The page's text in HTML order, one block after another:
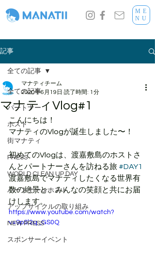
ME
NU
記事
全ての記事
パートナー
ホスト
街マナティ
PRESS
WORLD CLEAN UP DAY
パートナーorホスト
アップサイクルの取り組み
NEW PRESS
スポンサーイベント
全ての記事
マナティVlog#1
マナティチーム
2020年6月19日 読了時間: 1分
こんにちは！
マナティのVlogが誕生しました〜！
初めてのVlogは、渡嘉敷島のホストさ
んとパートナーさんを訪ねる旅 #DAY1
渡嘉敷島でマナティしたくなる世界有
数の絶景と、みんなの笑顔と共にお届
けします。
https://www.youtube.com/watch?
v=9pSl2q_GS0Q